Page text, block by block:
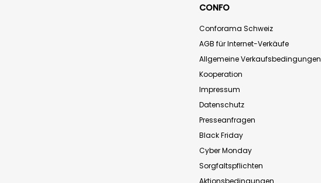
CONFO
Conforama Schweiz
AGB für Internet-Verkäufe
Allgemeine Verkaufsbedingungen
Kooperation
Impressum
Datenschutz
Presseanfragen
Black Friday
Cyber Monday
Sorgfaltspflichten